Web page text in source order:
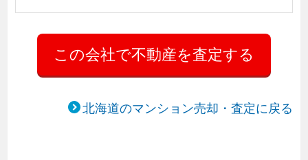
北海道のマンション売却・査定に戻る